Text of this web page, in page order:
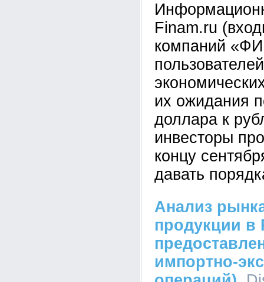
Finam.ru
компаний
их ожидания
доллара к
инвесторы
концу
давать
Анализ
продукции в
импортно-